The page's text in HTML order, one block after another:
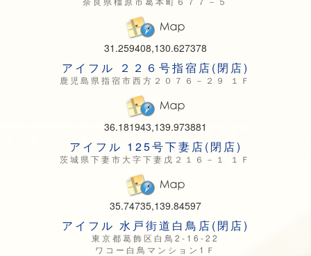
31.259408,130.627378
アイフル ２２６号指宿店(閉店)
鹿児島県指宿市西方２０７６－２９ １Ｆ
36.181943,139.973881
アイフル 125号下妻店(閉店)
茨城県下妻市大字下妻戊２１６－１ １Ｆ
35.74735,139.84597
アイフル 水戸街道白鳥店(閉店)
東京都葛飾区白鳥2-16-22
ワコー白鳥マンション1Ｆ